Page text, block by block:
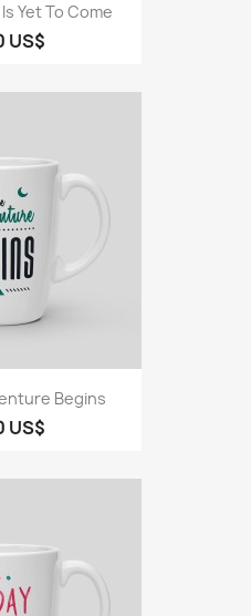
Yet To Come
US$
Begins
US$